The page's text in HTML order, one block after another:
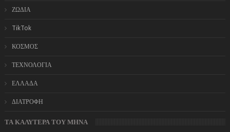
ΖΩΔΙΑ
TikTok
ΚΟΣΜΟΣ
ΤΕΧΝΟΛΟΓΙΑ
ΕΛΛΑΔΑ
ΔΙΑΤΡΟΦΗ
ΤΑ ΚΑΛΥΤΕΡΑ ΤΟΥ ΜΗΝΑ